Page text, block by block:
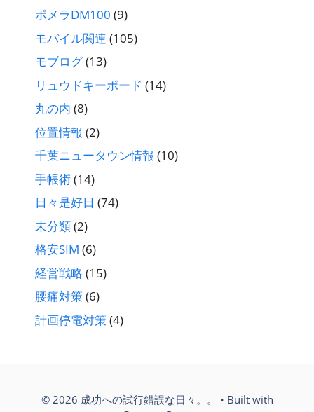
ポメラDM100 (9)
モバイル関連 (105)
モブログ(13)
リュウドキーボード (14)
丸の内 (8)
位置情報 (2)
千葉ニュータウン情報 (10)
手帳術(14)
日々是好日 (74)
未分類(2)
格安SIM (6)
経営戦略 (15)
腰痛対策 (6)
計画停電対策 (4)
© 2026 成功への試行錯誤な日々。。
• Built with